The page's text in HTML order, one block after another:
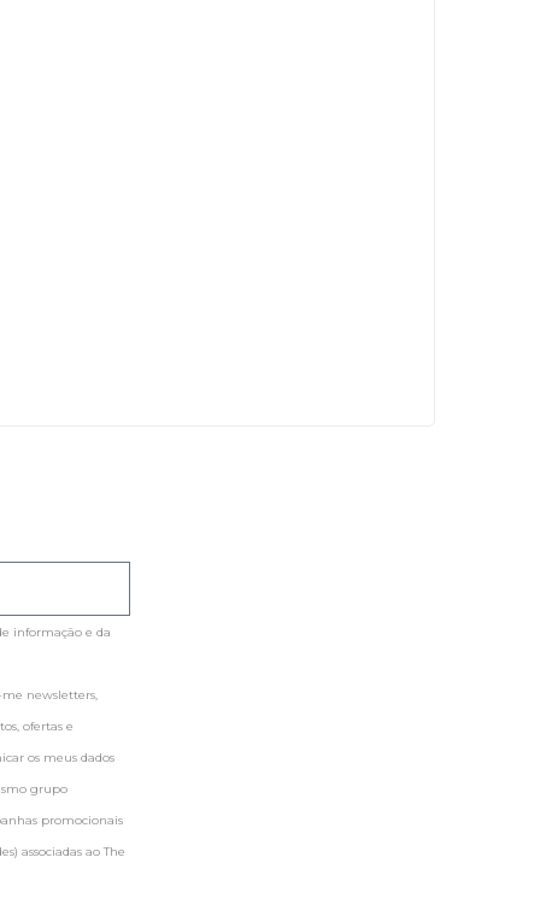
informação e da
me newsletters,
ofertas e
os meus dados
grupo
promocionais
associadas ao The